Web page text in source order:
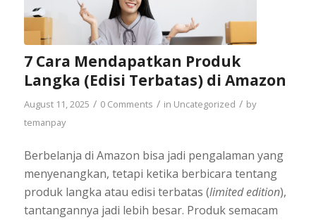
7 Cara Mendapatkan Produk
Langka (Edisi Terbatas) di Amazon
August 11, 2025 / 0 Comments / in Uncategorized / by
temanpay
Berbelanja di Amazon bisa jadi pengalaman yang
menyenangkan, tetapi ketika berbicara tentang
produk langka atau edisi terbatas (limited edition),
tantangannya jadi lebih besar. Produk semacam